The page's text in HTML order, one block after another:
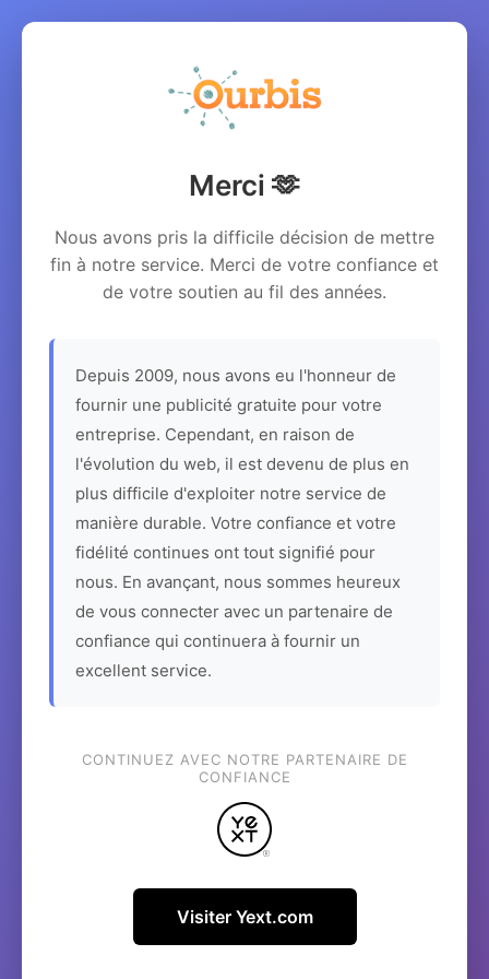
Merci 🫶
Nous avons pris la difficile décision de mettre
fin à notre service. Merci de votre confiance et
de votre soutien au fil des années.
Depuis 2009, nous avons eu l'honneur de
fournir une publicité gratuite pour votre
entreprise. Cependant, en raison de
l'évolution du web, il est devenu de plus en
plus difficile d'exploiter notre service de
manière durable. Votre confiance et votre
fidélité continues ont tout signifié pour
nous. En avançant, nous sommes heureux
de vous connecter avec un partenaire de
confiance qui continuera à fournir un
excellent service.
CONTINUEZ AVEC NOTRE PARTENAIRE DE
CONFIANCE
Visiter Yext.com